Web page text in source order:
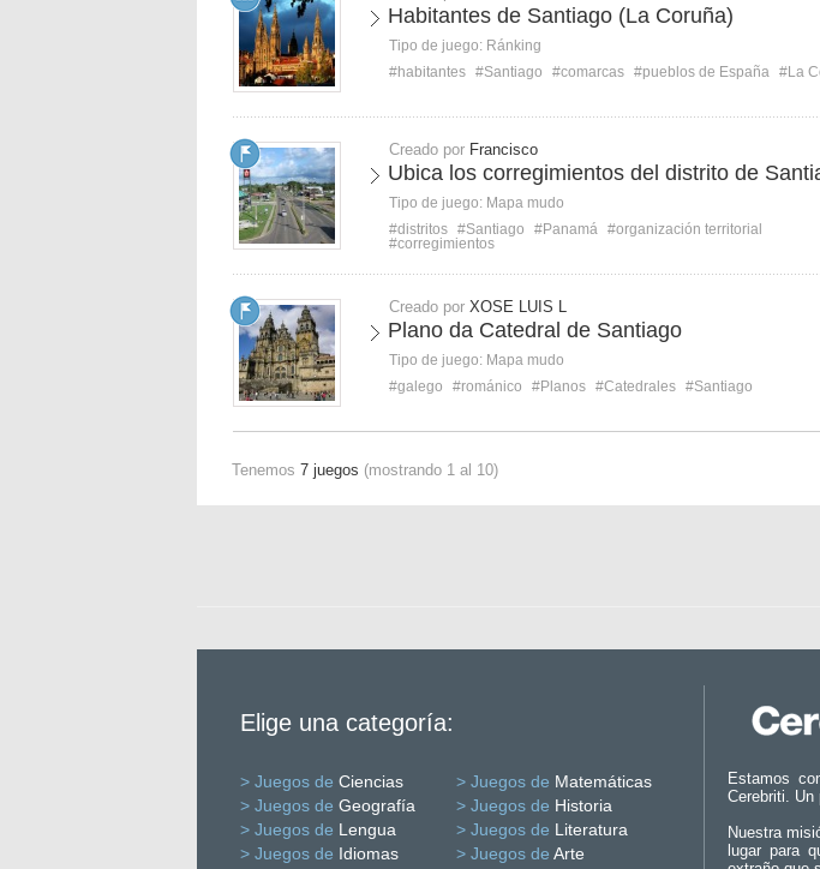
Habitantes de Santiago (La Coruña)
Tipo de juego: Ránking
#habitantes #Santiago #comarcas #pueblos de España #La
Creado por Francisco
Ubica los corregimientos del distrito de
Tipo de juego: Mapa mudo
#distritos #Santiago #Panamá #organización territorial
#corregimientos
Creado por XOSE LUIS L
Plano da Catedral de Santiago
Tipo de juego: Mapa mudo
#galego
#románico #Planos #Catedrales #Santiago
Tenemos 7 juegos (mostrando 1 al 10)
Elige una categoría:
> Juegos de Ciencias > Juegos de Matemáticas
> Juegos de Geografía > Juegos de Historia
> Juegos de Lengua > Juegos de Literatura
> Juegos de Idiomas > Juegos de Arte
Estamos
Cerebriti. Un
Nuestra
lugar para